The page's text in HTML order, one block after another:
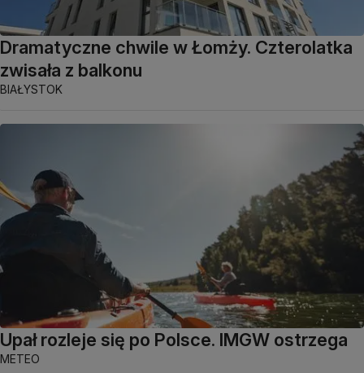
Dramatyczne chwile w Łomży. Czterolatka
zwisała z balkonu
BIAŁYSTOK
Upał rozleje się po Polsce. IMGW ostrzega
METEO